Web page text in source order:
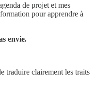
de projet et mes
pour apprendre à
envie.
traduire clairement les traits